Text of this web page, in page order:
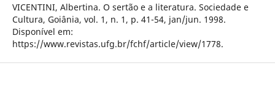
VICENTINI, Albertina. O sertão e a literatura. Sociedade e
Cultura, Goiânia, vol. 1, n. 1, p. 41-54, jan/jun. 1998.
Disponível em:
https://www.revistas.ufg.br/fchf/article/view/1778.